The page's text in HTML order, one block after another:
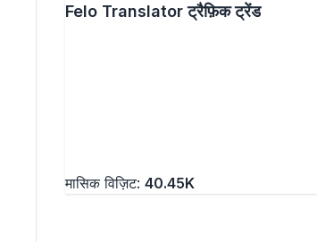
Felo Translator ट्रैफ़िक ट्रेंड
मासिक विज़िट: 40.45K